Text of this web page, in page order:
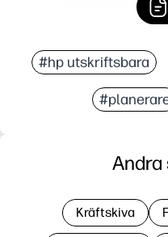
#hp utskriftsbara
Andra
Kräftskiva